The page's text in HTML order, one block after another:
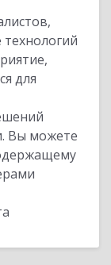
для
Вы можете